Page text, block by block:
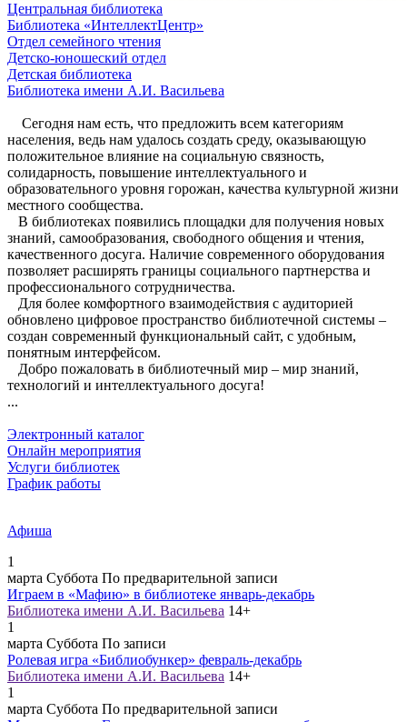
Центральная библиотека
Библиотека «ИнтеллектЦентр»
Отдел семейного чтения
Детско-юношеский отдел
Детская библиотека
Библиотека имени А.И. Васильева
Сегодня нам есть, что предложить всем категориям
населения, ведь нам удалось создать среду, оказывающую
положительное влияние на социальную связность,
солидарность, повышение интеллектуального и
образовательного уровня горожан, качества культурной жизни
местного сообщества.
В библиотеках появились площадки для получения новых
знаний, самообразования, свободного общения и чтения,
качественного досуга. Наличие современного оборудования
позволяет расширять границы социального партнерства и
профессионального сотрудничества.
Для более комфортного взаимодействия с аудиторией
обновлено цифровое пространство библиотечной системы –
создан современный функциональный сайт, с удобным,
понятным интерфейсом.
Добро пожаловать в библиотечный мир – мир знаний,
технологий и интеллектуального досуга!
...
Электронный каталог
Онлайн мероприятия
Услуги библиотек
График работы
Афиша
1
марта Суббота По предварительной записи
Играем в «Мафию» в библиотеке январь-декабрь
Библиотека имени А.И. Васильева 14+
1
марта Суббота По записи
Ролевая игра «Библиобункер» февраль-декабрь
Библиотека имени А.И. Васильева 14+
1
марта Суббота По предварительной записи